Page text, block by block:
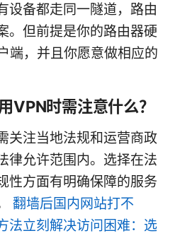
设备都走同一隧道，路由
。但前提是你的路由器硬
端，并且你愿意做相应的
VPN时需注意什么？
关注当地法规和运营商政
律允许范围内。选择在法
性方面有明确保障的服务
翻墙后国内网站打不
法立刻解决访问困难：选